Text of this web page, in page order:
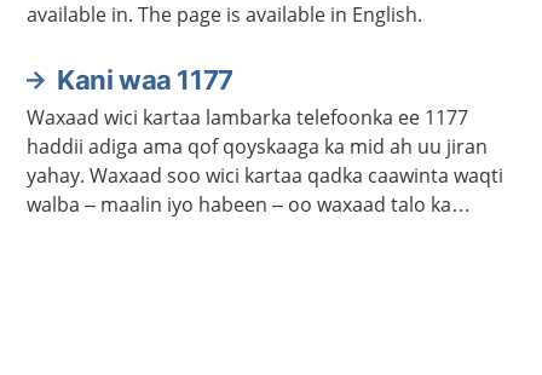
available in. The page is available in English.
Kani waa 1177
Waxaad wici kartaa lambarka telefoonka ee 1177
haddii adiga ama qof qoyskaaga ka mid ah uu jiran
yahay. Waxaad soo wici kartaa qadka caawinta waqti
walba – maalin iyo habeen – oo waxaad talo ka